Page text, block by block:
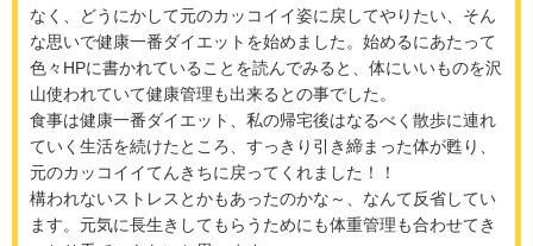
なく、どうにかして元のカッコイイ姿に戻してやりたい、そん
な思いで健康一番ダイエットを始めました。始めるにあたって
色々HPに書かれていることを読んでみると、体にいいものを沢
山使われていて健康管理も出来るとの事でした。
食事は健康一番ダイエット、私の帰宅後はなるべく散歩に連れ
ていく生活を続けたところ、すっきり引き締まった体が甦り、
元のカッコイイてんきちに戻ってくれました！！
構われないストレスとかもあったのかな～、なんて反省してい
ます。元気に長生きしてもらうためにも体重管理も合わせてき